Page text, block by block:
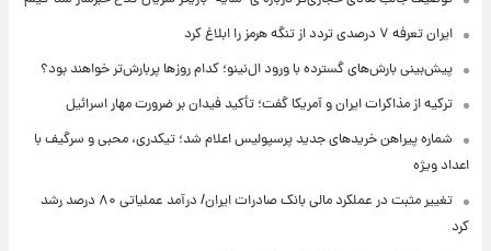
ایران تعرفه ۷ درصدی تردد از تنگه هرمز را ابلاغ کرد
پیش‌بینی بارش‌های گسترده با ورود ال‌نینو؛ کدام روزها پربارش‌تر خواهند بود؟
ترکیه از مذاکرات ایران و آمریکا گفت؛ تأکید فیدان بر ضرورت مهار اسرائیل
شماره پیراهن خریدهای جدید پرسپولیس اعلام شد؛ تیکدری، محبی و سرگیف با
اعداد ویژه
تغییر مثبت در عملکرد مالی بانک صادرات ایران/ درآمد عملیاتی ۸۰ درصد رشد
کرد